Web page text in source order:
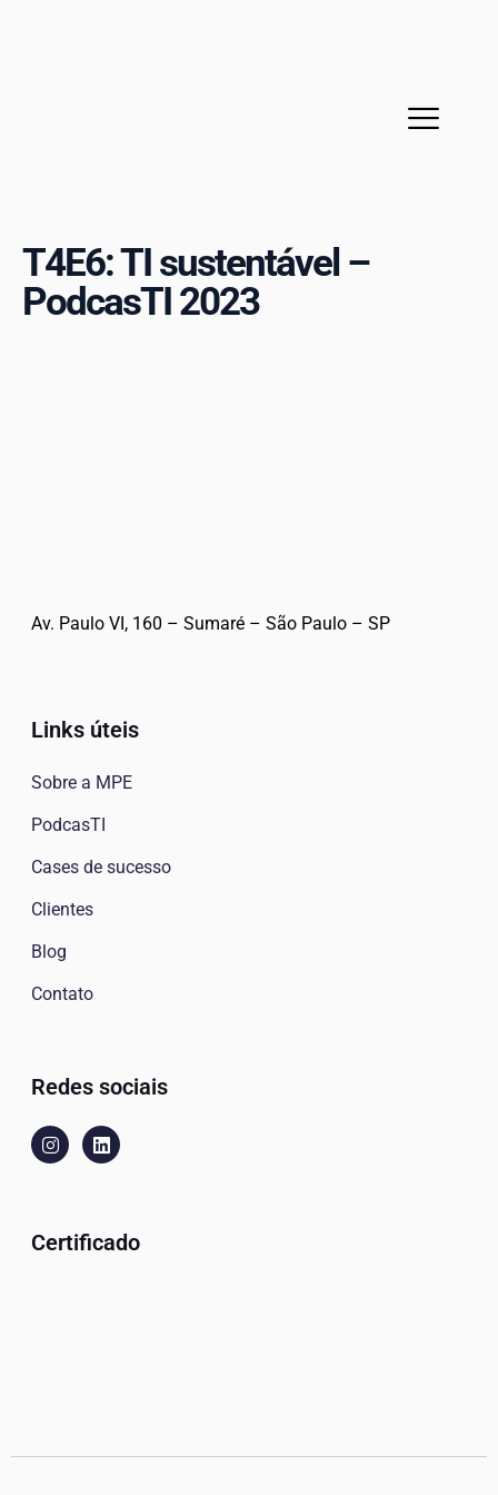
T4E6: TI sustentável –
PodcasTI 2023
Av. Paulo VI, 160 – Sumaré – São Paulo – SP
Links úteis
Sobre a MPE
PodcasTI
Cases de sucesso
Clientes
Blog
Contato
Redes sociais
Certificado